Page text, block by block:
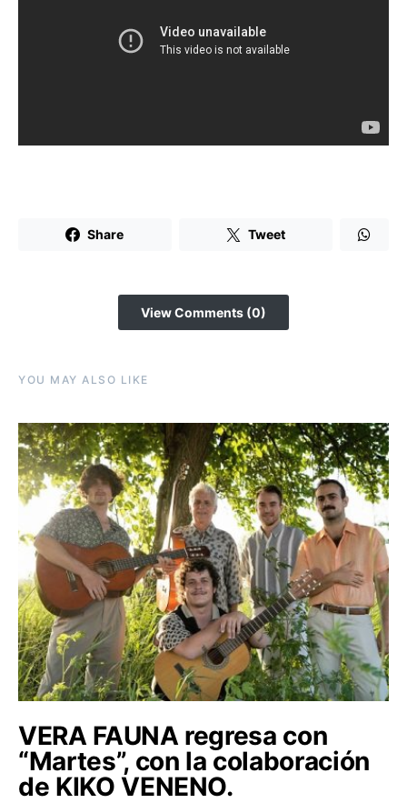
Share Tweet
View Comments (0)
YOU MAY ALSO LIKE
VERA FAUNA regresa con
“Martes”, con la colaboración
de KIKO VENENO.